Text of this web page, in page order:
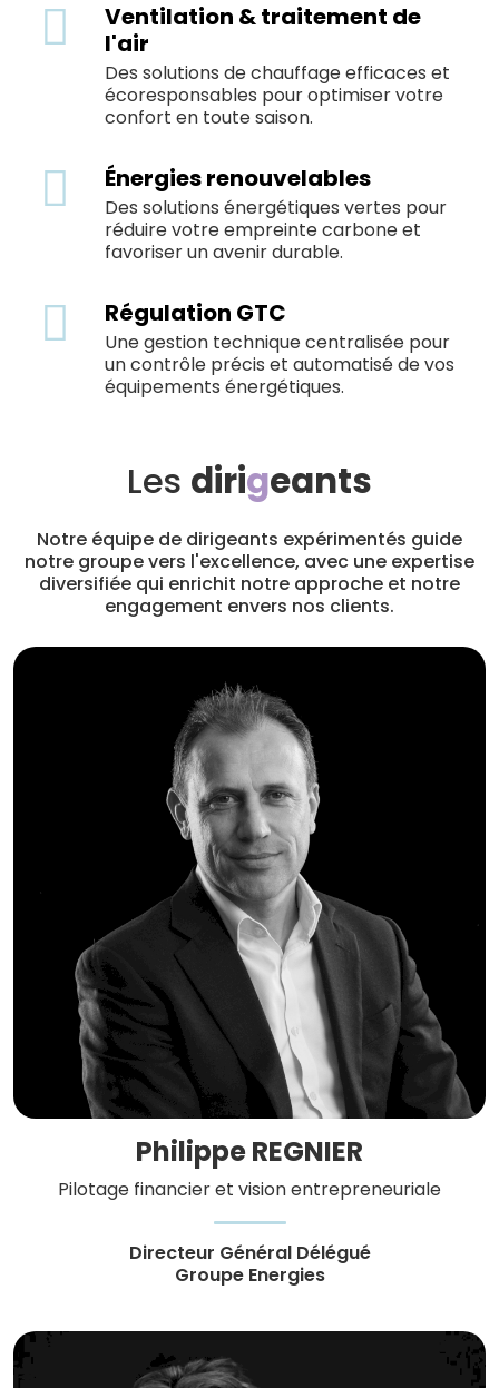
Ventilation & traitement de
l'air
Des solutions de chauffage efficaces et
écoresponsables pour optimiser votre
confort en toute saison.
Énergies renouvelables
Des solutions énergétiques vertes pour
réduire votre empreinte carbone et
favoriser un avenir durable.
Régulation GTC
Une gestion technique centralisée pour
un contrôle précis et automatisé de vos
équipements énergétiques.
Les dirigeants
Notre équipe de dirigeants expérimentés guide
notre groupe vers l'excellence, avec une expertise
diversifiée qui enrichit notre approche et notre
engagement envers nos clients.
Philippe REGNIER
Pilotage financier et vision entrepreneuriale
Directeur Général Délégué
Groupe Energies